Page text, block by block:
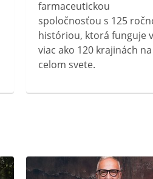
farmaceutickou
spoločnosťou s 125
históriou, ktorá funguje
viac ako 120 krajinách na
celom svete.